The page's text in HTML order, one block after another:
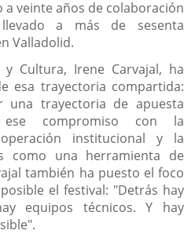
veinte años de colaboración
a más de sesenta
Valladolid.
Cultura, Irene Carvajal, ha
esa trayectoria compartida:
una trayectoria de apuesta
compromiso con la
institucional y la
como una herramienta de
también ha puesto el foco
el festival: "Detrás hay
equipos técnicos. Y hay